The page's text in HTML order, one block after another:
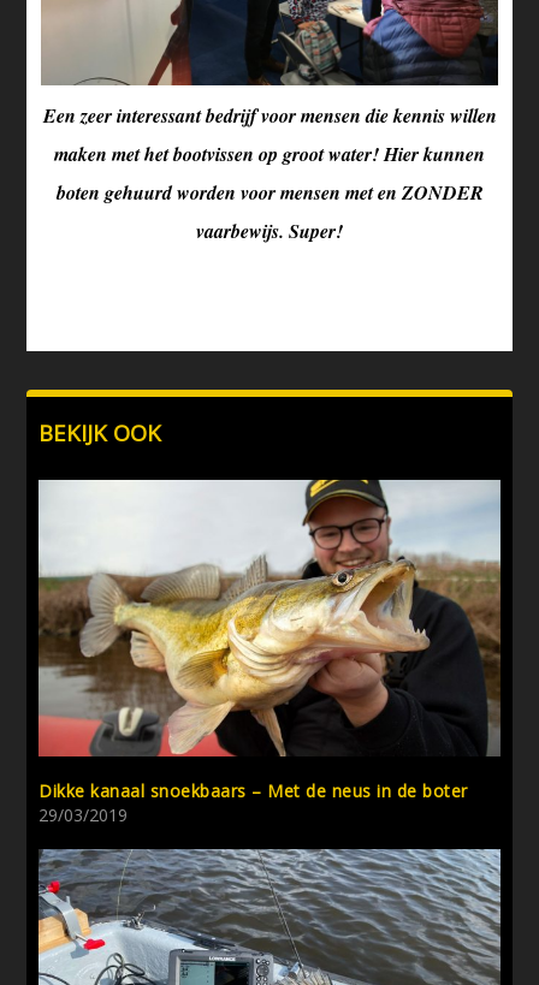
Een zeer interessant bedrijf voor mensen die kennis willen
maken met het bootvissen op groot water! Hier kunnen
boten gehuurd worden voor mensen met en ZONDER
vaarbewijs. Super!
BEKIJK OOK
Dikke kanaal snoekbaars – Met de neus in de boter
29/03/2019